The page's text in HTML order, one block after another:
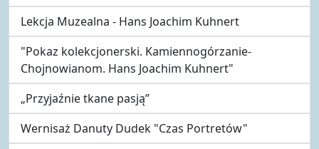
Lekcja Muzealna - Hans Joachim Kuhnert
"Pokaz kolekcjonerski. Kamiennogórzanie-
Chojnowianom. Hans Joachim Kuhnert"
„Przyjaźnie tkane pasją”
Wernisaż Danuty Dudek "Czas Portretów"